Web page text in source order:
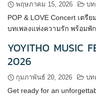
พฤษภาคม 15, 2026 บท
POP & LOVE Concert เตรี
บทเพลงแห่งความรัก พร้อมพั
YOYITHO MUSIC
2026
กุมภาพันธ์ 20, 2026 บท
Get ready for an